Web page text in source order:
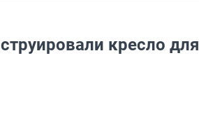
кресло